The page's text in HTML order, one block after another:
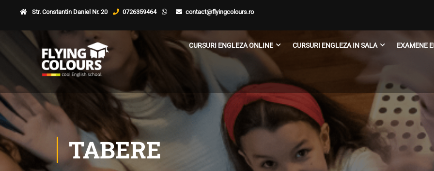
Str. Constantin Daniel Nr. 20 0726359464 contact@flyingcolours.ro
CURSURI ENGLEZA ONLINE CURSURI ENGLEZA IN SALA EXAMENE
TABERE